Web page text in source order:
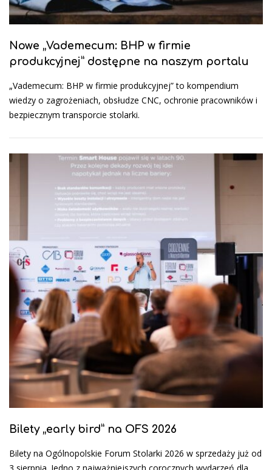
Nowe „Vademecum: BHP w firmie
produkcyjnej” dostępne na naszym portalu
„Vademecum: BHP w firmie produkcyjnej” to kompendium
wiedzy o zagrożeniach, obsłudze CNC, ochronie pracowników i
bezpiecznym transporcie stolarki.
Bilety „early bird” na OFS 2026
Bilety na Ogólnopolskie Forum Stolarki 2026 w sprzedaży już od